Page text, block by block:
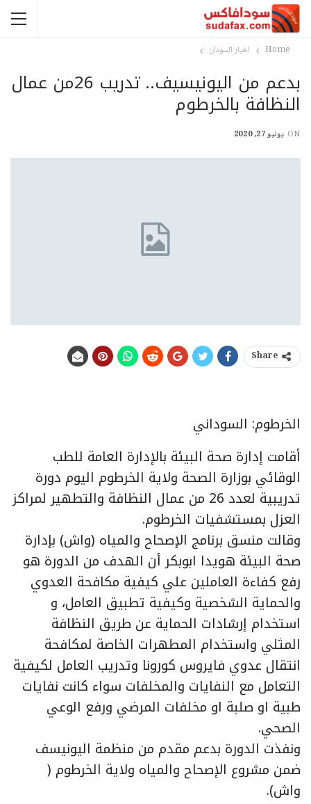
Home اخبار السودان
بدعم من اليونيسيف.. تدريب 26من عمال
النظافة بالخرطوم
ON يونيو 27, 2020
Share
الخرطوم: السوداني
أقامت إدارة صحة البيئة بالإدارة العامة للطب
الوقائي بوزارة الصحة ولاية الخرطوم اليوم دورة
تدريبية لعدد 26 من عمال النظافة والتطهير لمراكز
العزل بمستشفيات الخرطوم.
وقالت منسق برنامج الإصحاح والمياه (واش) بإدارة
صحة البيئة هويدا ابوبكر أن الهدف من الدورة هو
رفع كفاءة العاملين علي كيفية مكافحة العدوي
والحماية الشخصية وكيفية تطبيق العامل، و
استخدام إرشادات الحماية عن طريق النظافة
المثلي واستخدام المطهرات الخاصة لمكافحة
انتقال عدوي فايروس كورونا وتدريب العامل لكيفية
التعامل مع النفايات والمخلفات سواء كانت نفايات
طبية او صلبة او مخلفات المرضي ورفع الوعي
الصحي.
ونفذت الدورة بدعم مقدم من منظمة اليونيسف
ضمن مشروع الإصحاح والمياه ولاية الخرطوم (
واش).